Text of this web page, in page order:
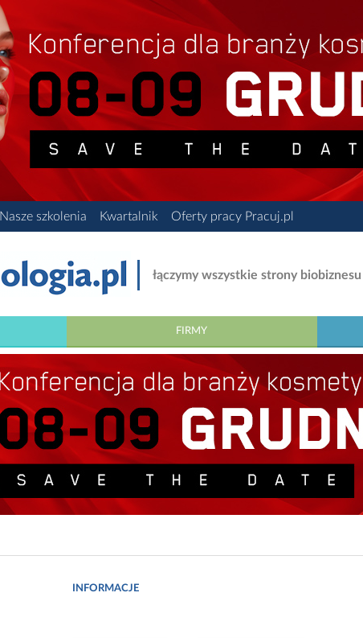
Nasze szkolenia Kwartalnik Oferty pracy Pracuj.pl
łączymy wszystkie strony biobiznesu
FIRMY
INFORMACJE